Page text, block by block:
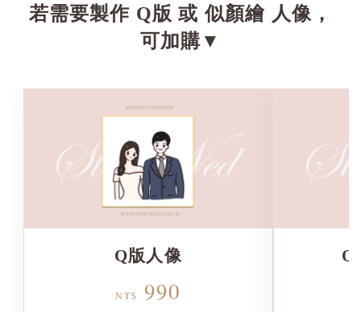
若需要製作 Q版 或 似顏繪 人像，
可加購▼
Q版人像
NT$ 990
Q